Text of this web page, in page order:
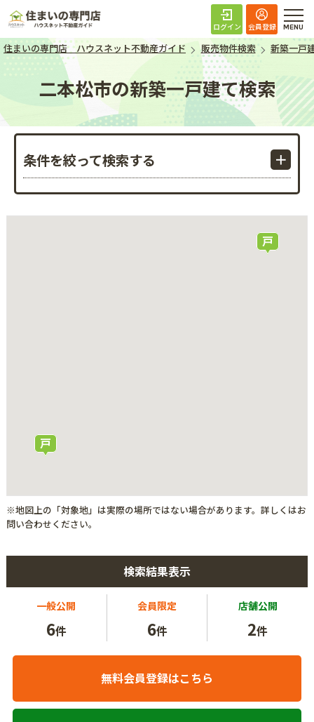
住まいの専門店 ハ
ログイン 会員登録
住まいの専門店 ハウスネット不動産ガイド 販売物件検索 新築一戸
二本松市の新築一戸建て検索
条件を絞って検索する
※地図上の「対象地」は実際の場所ではない場合があります。詳しくはお
問い合わせください。
検索結果表示
一般公開
6件
会員限定
6件
店舗公開
2件
無料会員登録はこちら